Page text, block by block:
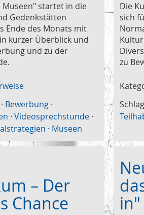
startet in die
Gedenkstätten
Ende des Monats mit
kurzer Überblick und
und zu der
· Bewerbung ·
· Videosprechstunde ·
· Museen
Die
sich
zu
– Der
Chance
in"